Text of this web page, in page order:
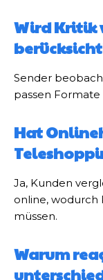
Wird Kritik
Sender
passen
Hat
Ja, Kunden
online, wodurch
müssen.
Warum